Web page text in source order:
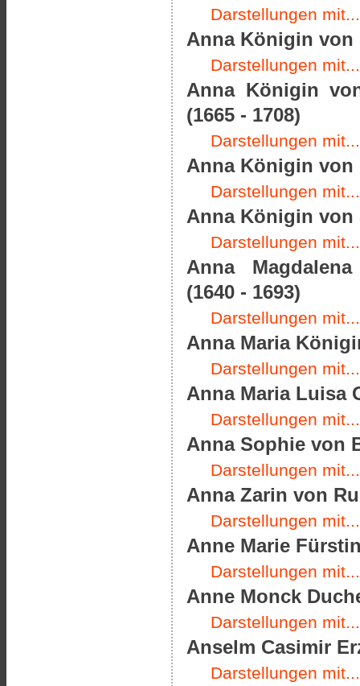
Darstellungen mit...
Anna Königin von
Darstellungen mit...
Anna Königin
(1665 - 1708)
Darstellungen mit...
Anna Königin von
Darstellungen mit...
Anna Königin von
Darstellungen mit...
Anna
(1640 - 1693)
Darstellungen mit...
Anna Maria
Darstellungen mit...
Anna Maria Luisa
Darstellungen mit...
Anna Sophie von
Darstellungen mit...
Anna Zarin von
Darstellungen mit...
Anne Marie
Darstellungen mit...
Anne Monck
Darstellungen mit...
Anselm Casimir
Darstellungen mit...